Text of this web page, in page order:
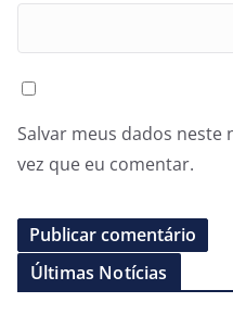
Salvar meus dados
vez que eu comentar.
Últimas Notícias